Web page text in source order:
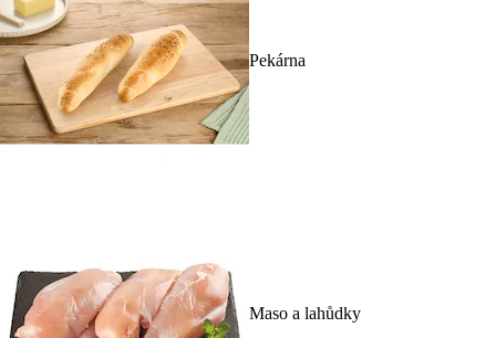
Pekárna
Maso a lahůdky